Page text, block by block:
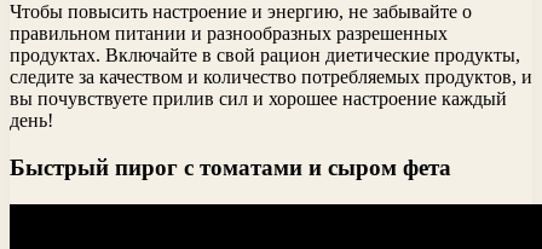
Чтобы повысить настроение и энергию, не забывайте о
правильном питании и разнообразных разрешенных
продуктах. Включайте в свой рацион диетические продукты,
следите за качеством и количество потребляемых продуктов, и
вы почувствуете прилив сил и хорошее настроение каждый
день!
Быстрый пирог с томатами и сыром фета